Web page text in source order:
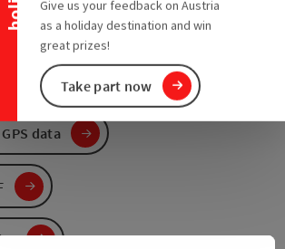
Give us your feedback on Austria
as a holiday destination and win
great prizes!
Take part now
data